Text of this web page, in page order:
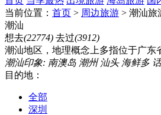
当前位置： 首页 > 周边旅游 > 潮汕旅
潮汕
想去(22774) 去过(3912)
潮汕地区，地理概念上多指位于广
潮汕印象: 南澳岛 潮州 汕头 海鲜多
目的地：
全部
深圳